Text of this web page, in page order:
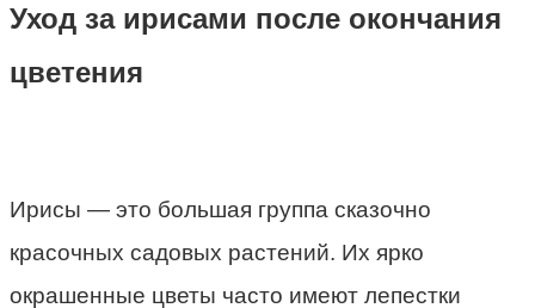
Уход за ирисами после окончания
цветения
Ирисы — это большая группа сказочно
красочных садовых растений. Их ярко
окрашенные цветы часто имеют лепестки